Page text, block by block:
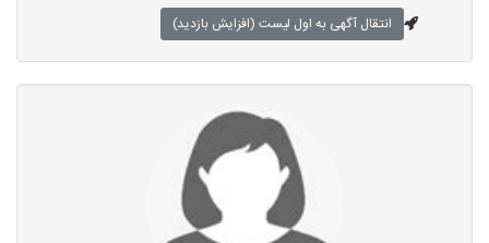
انتقال آگهی به اول لیست (افزایش بازدید)